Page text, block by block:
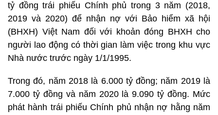
tỷ đồng trái phiếu Chính phủ trong 3 năm (2018,
2019 và 2020) để nhận nợ với Bảo hiểm xã hội
(BHXH) Việt Nam đối với khoản đóng BHXH cho
người lao động có thời gian làm việc trong khu vực
Nhà nước trước ngày 1/1/1995.
Trong đó, năm 2018 là 6.000 tỷ đồng; năm 2019 là
7.000 tỷ đồng và năm 2020 là 9.090 tỷ đồng. Mức
phát hành trái phiếu Chính phủ nhận nợ hằng năm